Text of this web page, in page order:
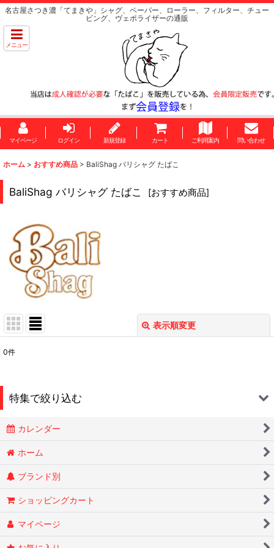
名古屋さつき濃「てまきや」シャグ、ペーパー、ローラー、フィルター、チュー
ビング、ヴェポライザーの通販
メニュー
マイページ ログイン 新規登録 カート ご利用案内 問い合わせ
ホーム > おすすめ商品 > BaliShag バリシャグ たばこ
BaliShag バリシャグ たばこ [おすすめ商品]
表示順変更
0件
特集で絞り込む
ESSENZE
カレンダー
ホーム
ブランド別
ショッピングカート
マイページ